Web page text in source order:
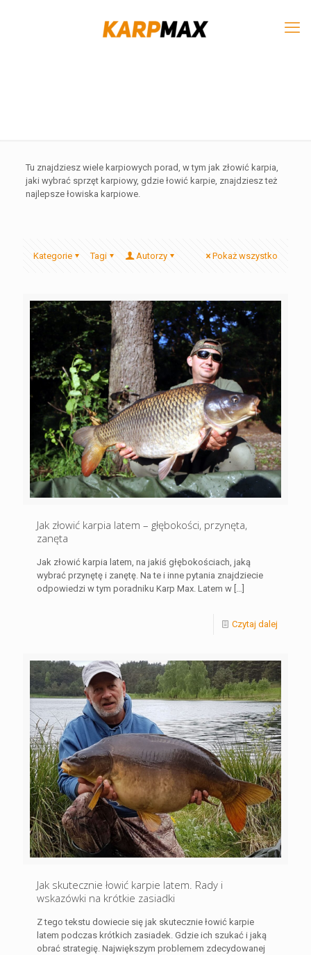
Tu znajdziesz wiele karpiowych porad, w tym jak złowić karpia,
jaki wybrać sprzęt karpiowy, gdzie łowić karpie, znajdziesz też
najlepsze łowiska karpiowe.
Kategorie Tagi Autorzy Pokaż wszystko
Jak złowić karpia latem – głębokości, przynęta,
zanęta
Jak złowić karpia latem, na jakiś głębokościach, jaką
wybrać przynętę i zanętę. Na te i inne pytania znajdziecie
odpowiedzi w tym poradniku Karp Max. Latem w
Czytaj dalej
Jak skutecznie łowić karpie latem. Rady i
wskazówki na krótkie zasiadki
Z tego tekstu dowiecie się jak skutecznie łowić karpie
latem podczas krótkich zasiadek. Gdzie ich szukać i jaką
obrać strategię. Największym problemem zdecydowanej